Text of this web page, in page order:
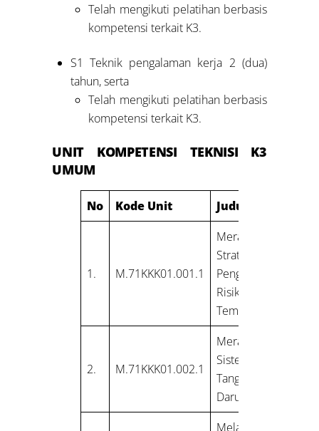
Telah mengikuti pelatihan berbasis
kompetensi terkait K3.
S1 Teknik pengalaman kerja 2 (dua)
tahun, serta
Telah mengikuti pelatihan berbasis
kompetensi terkait K3.
UNIT KOMPETENSI TEKNISI K3
UMUM
No Kode Unit Judul Unit
1. M.71KKK01.001.1
Merancang
Strategi
Pengendalian
Risiko K3 di
Tempat Kerja
2. M.71KKK01.002.1
Merancang
Sistem
Tanggap
Darurat
Melakukan